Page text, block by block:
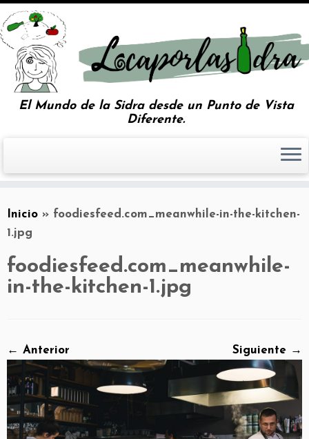
El Mundo de la Sidra desde un Punto de Vista
Diferente.
Inicio » foodiesfeed.com_meanwhile-in-the-kitchen-
1.jpg
foodiesfeed.com_meanwhile-
in-the-kitchen-1.jpg
← Anterior Siguiente →